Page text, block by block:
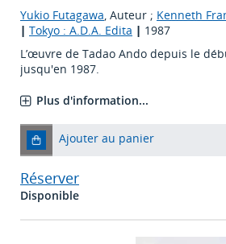
Yukio Futagawa, Auteur ; Kenneth
| Tokyo : A.D.A. Edita | 1987
L’œuvre de Tadao Ando depuis le
jusqu'en 1987.
Plus d'information...
Ajouter au panier
Réserver
Disponible